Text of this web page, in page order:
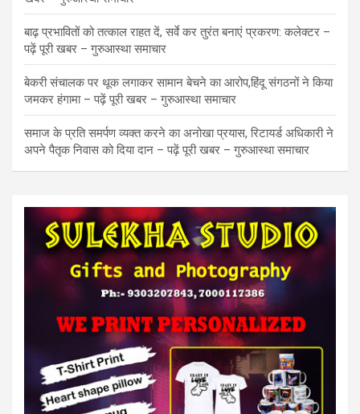
बाढ़ प्रभावितों को तत्काल राहत दें, सर्वे कर तुरंत बनाएं प्रकरण: कलेक्टर –
पढ़ें पूरी खबर – गुरुआस्था समाचार
बेकरी संचालक पर थूक लगाकर सामान बेचने का आरोप,हिंदू संगठनों ने किया
जमकर हंगामा – पढ़ें पूरी खबर – गुरुआस्था समाचार
समाज के प्रति समर्पण व्यक्त करने का अनोखा प्रयास, रिटायर्ड अधिकारी ने
अपने पैतृक निवास को दिया दान – पढ़ें पूरी खबर – गुरुआस्था समाचार